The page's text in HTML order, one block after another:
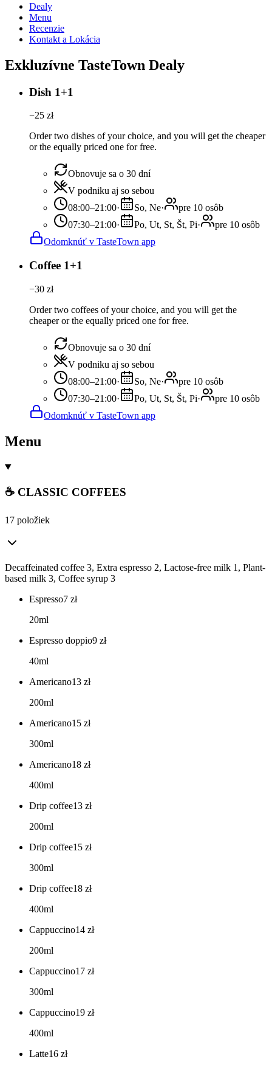
Dealy
Menu
Recenzie
Kontakt a Lokácia
Exkluzívne TasteTown Dealy
Dish 1+1
−25 zł
Order two dishes of your choice, and you will get the cheaper
or the equally priced one for free.
Obnovuje sa o 30 dní
V podniku aj so sebou
08:00–21:00· So, Ne·
pre 10 osôb
07:30–21:00· Po, Ut, St, Št, Pi·
pre 10 osôb
Odomknúť v TasteTown app
Coffee 1+1
−30 zł
Order two coffees of your choice, and you will get the
cheaper or the equally priced one for free.
Obnovuje sa o 30 dní
V podniku aj so sebou
08:00–21:00· So, Ne·
pre 10 osôb
07:30–21:00· Po, Ut, St, Št, Pi·
pre 10 osôb
Odomknúť v TasteTown app
Menu
☕ CLASSIC COFFEES
17 položiek
Decaffeinated coffee 3, Extra espresso 2, Lactose-free milk 1, Plant-
based milk 3, Coffee syrup 3
Espresso7 zł
20ml
Espresso doppio9 zł
40ml
Americano13 zł
200ml
Americano15 zł
300ml
Americano18 zł
400ml
Drip coffee13 zł
200ml
Drip coffee15 zł
300ml
Drip coffee18 zł
400ml
Cappuccino14 zł
200ml
Cappuccino17 zł
300ml
Cappuccino19 zł
400ml
Latte16 zł